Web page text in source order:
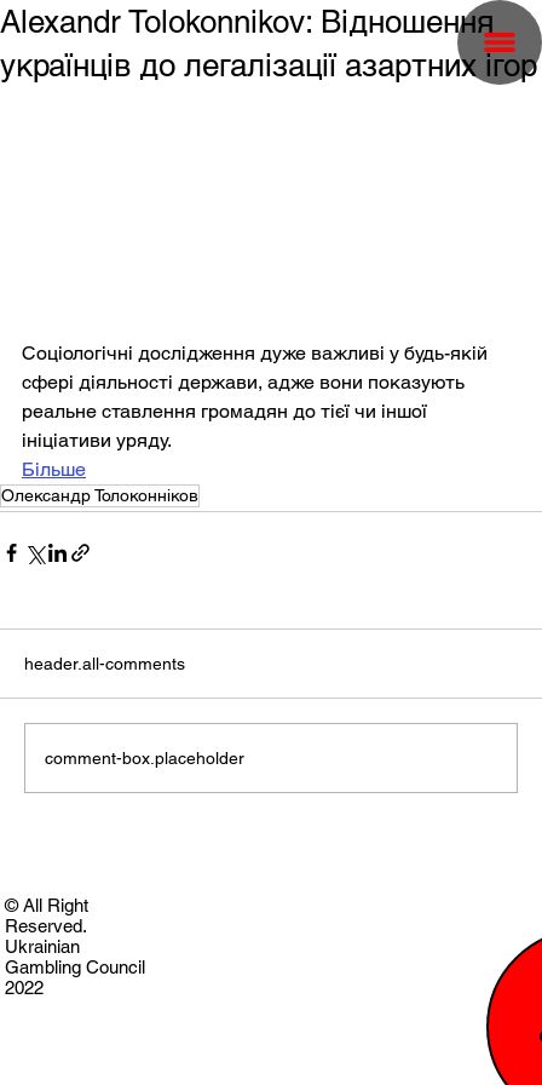
Alexandr Tolokonnikov: Відношення
українців до легалізації азартних ігор
Соціологічні дослідження дуже важливі у будь-якій
сфері діяльності держави, адже вони показують
реальне ставлення громадян до тієї чи іншої
ініціативи уряду.
Більше
Олександр Толоконніков
header.all-comments
comment-box.placeholder
© All Right
Reserved.
Ukrainian
Gambling Council
2022